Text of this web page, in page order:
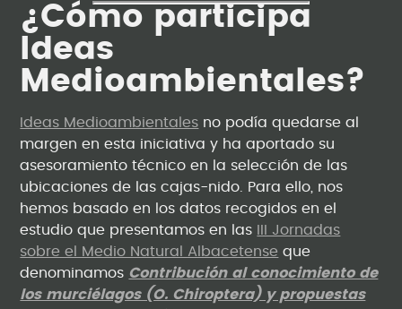
¿Cómo participa
Ideas
Medioambientales?
Ideas Medioambientales no podía quedarse al
margen en esta iniciativa y ha aportado su
asesoramiento técnico en la selección de las
ubicaciones de las cajas-nido. Para ello, nos
hemos basado en los datos recogidos en el
estudio que presentamos en las
III Jornadas
sobre el Medio Natural Albacetense que
denominamos Contribución al conocimiento de
los murciélagos (O. Chiroptera) y propuestas